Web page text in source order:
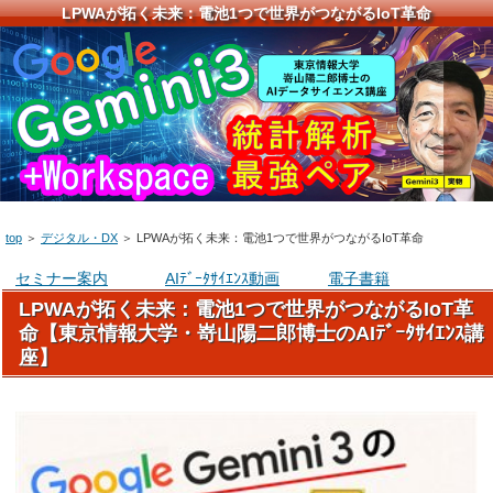
LPWAが拓く未来：電池1つで世界がつながるIoT革命
top ＞ デジタル・DX ＞ LPWAが拓く未来：電池1つで世界がつながるIoT革命
セミナー案内 AIﾃﾞｰﾀｻｲｴﾝｽ動画 電子書籍
LPWAが拓く未来：電池1つで世界がつながるIoT革
命【東京情報大学・嵜山陽二郎博士のAIﾃﾞｰﾀｻｲｴﾝｽ講
座】